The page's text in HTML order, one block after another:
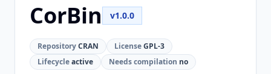
CorBin v1.0.0
RepositoryCRAN LicenseGPL-3
Lifecycleactive Needs compilation no